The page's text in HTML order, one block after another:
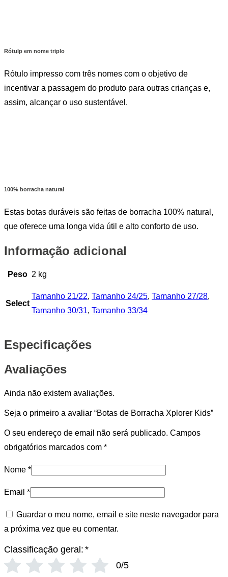
Rótulp em nome triplo
Rótulo impresso com três nomes com o objetivo de
incentivar a passagem do produto para outras crianças e,
assim, alcançar o uso sustentável.
100% borracha natural
Estas botas duráveis são feitas de borracha 100% natural,
que oferece uma longa vida útil e alto conforto de uso.
Informação adicional
Peso 2 kg
Select
Tamanho 21/22, Tamanho 24/25, Tamanho 27/28,
Tamanho 30/31, Tamanho 33/34
Especificações
Avaliações
Ainda não existem avaliações.
Seja o primeiro a avaliar “Botas de Borracha Xplorer Kids”
O seu endereço de email não será publicado. Campos
obrigatórios marcados com *
Nome *
Email *
Guardar o meu nome, email e site neste navegador para
a próxima vez que eu comentar.
Classificação geral: *
0/5